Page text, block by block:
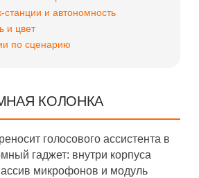
станции и автономность
и цвет
по сценарию
КОЛОНКА
голосового ассистента в
гаджет: внутри корпуса
микрофонов и модуль